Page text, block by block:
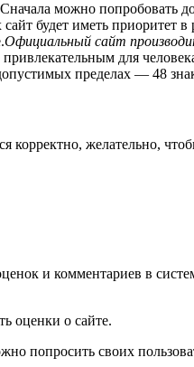
можно попробовать
будет иметь приоритет
Официальный сайт
для
пределах — 48
корректно, желательно,
и комментариев в
оценки о сайте.
попросить своих